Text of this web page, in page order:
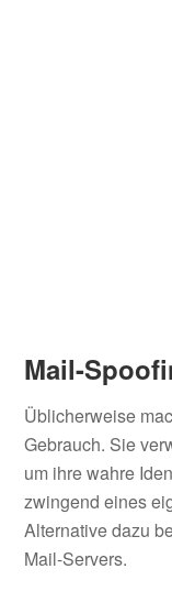
Mail-
Üblicherweise
Gebrauch. Sie
um ihre wahre
zwingend eines
Alternative dazu
Mail-Servers.